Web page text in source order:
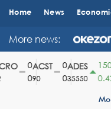
Home News
More news:
ACST
90
ADES
35550
150
0.42